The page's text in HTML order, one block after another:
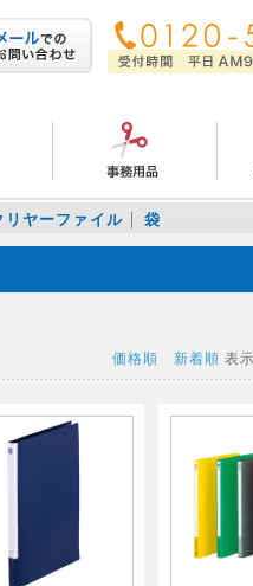
リヤーファイル 袋
価格順 新着順 表